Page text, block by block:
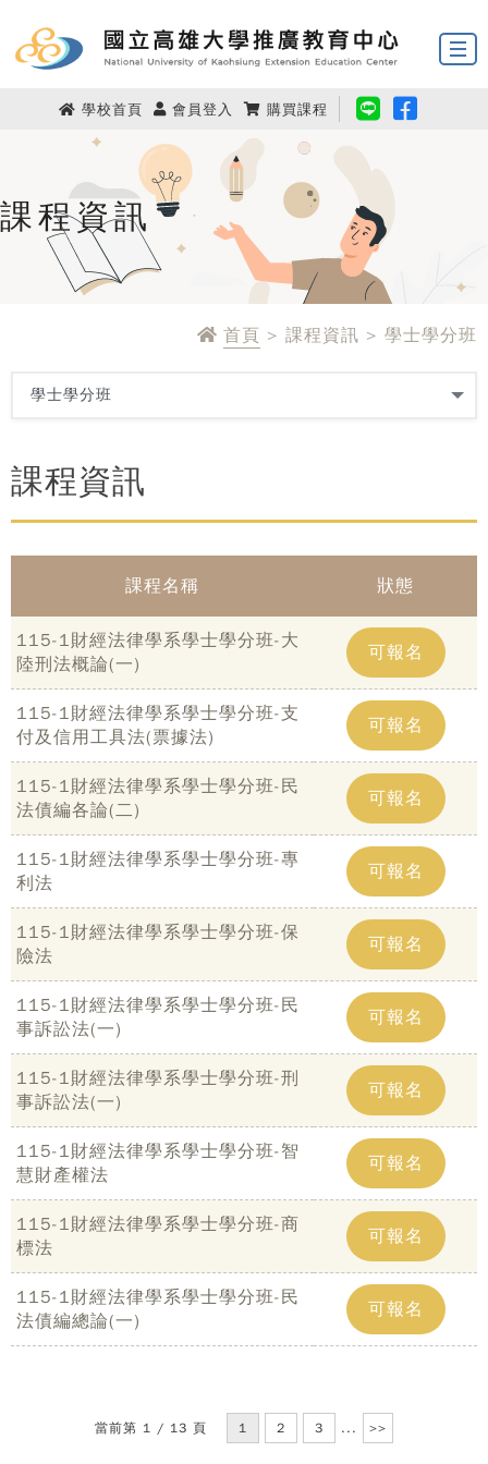
學校首頁 會員登入 購買課程
課程資訊
首頁 > 課程資訊 > 學士學分班
課程資訊
課程名稱 狀態
115-1財經法律學系學士學分班-大
陸刑法概論(一)
可報名
115-1財經法律學系學士學分班-支
付及信用工具法(票據法)
可報名
115-1財經法律學系學士學分班-民
法債編各論(二)
可報名
115-1財經法律學系學士學分班-專
利法
可報名
115-1財經法律學系學士學分班-保
險法
可報名
115-1財經法律學系學士學分班-民
事訴訟法(一)
可報名
115-1財經法律學系學士學分班-刑
事訴訟法(一)
可報名
115-1財經法律學系學士學分班-智
慧財產權法
可報名
115-1財經法律學系學士學分班-商
標法
可報名
115-1財經法律學系學士學分班-民
法債編總論(一)
可報名
當前第 1 / 13 頁 1 2 3 ... >>